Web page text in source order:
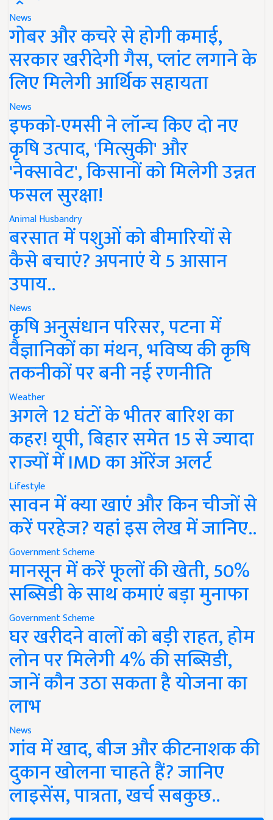
News
गोबर और कचरे से होगी कमाई,
सरकार खरीदेगी गैस, प्लांट लगाने के
लिए मिलेगी आर्थिक सहायता
News
इफको-एमसी ने लॉन्च किए दो नए
कृषि उत्पाद, 'मित्सुकी' और
'नेक्सावेट', किसानों को मिलेगी उन्नत
फसल सुरक्षा!
Animal Husbandry
बरसात में पशुओं को बीमारियों से
कैसे बचाएं? अपनाएं ये 5 आसान
उपाय..
News
कृषि अनुसंधान परिसर, पटना में
वैज्ञानिकों का मंथन, भविष्य की कृषि
तकनीकों पर बनी नई रणनीति
Weather
अगले 12 घंटों के भीतर बारिश का
कहर! यूपी, बिहार समेत 15 से ज्यादा
राज्यों में IMD का ऑरेंज अलर्ट
Lifestyle
सावन में क्या खाएं और किन चीजों से
करें परहेज? यहां इस लेख में जानिए..
Government Scheme
मानसून में करें फूलों की खेती, 50%
सब्सिडी के साथ कमाएं बड़ा मुनाफा
Government Scheme
घर खरीदने वालों को बड़ी राहत, होम
लोन पर मिलेगी 4% की सब्सिडी,
जानें कौन उठा सकता है योजना का
लाभ
News
गांव में खाद, बीज और कीटनाशक की
दुकान खोलना चाहते हैं? जानिए
लाइसेंस, पात्रता, खर्च सबकुछ..